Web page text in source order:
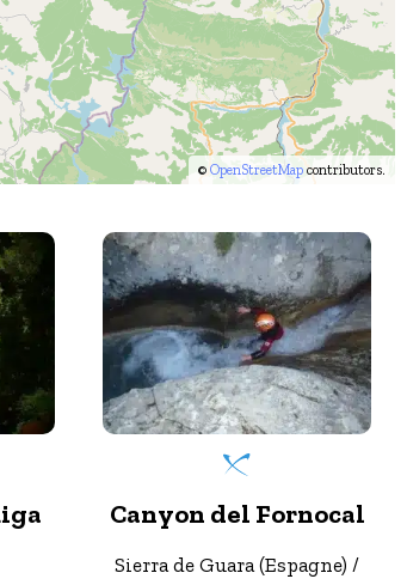
© OpenStreetMap contributors.
/
Oscuros Del Balcez
Sierra de Guara (Espagne) /